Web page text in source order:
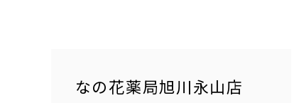
なの花薬局旭川永山店